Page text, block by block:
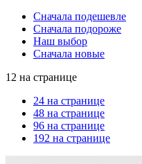
Сначала подешевле
Сначала подороже
Наш выбор
Сначала новые
12 на странице
24 на странице
48 на странице
96 на странице
192 на странице